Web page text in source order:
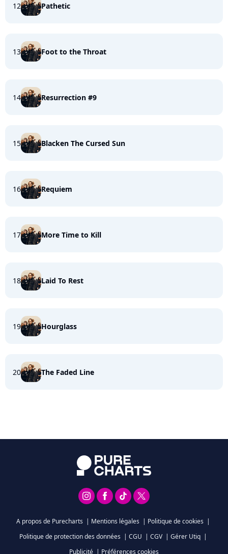
12 Pathetic
13 Foot to the Throat
14 Resurrection #9
15 Blacken The Cursed Sun
16 Requiem
17 More Time to Kill
18 Laid To Rest
19 Hourglass
20 The Faded Line
A propos de Purecharts | Mentions légales | Politique de cookies |
Politique de protection des données | CGU | CGV | Gérer Utiq |
Publicité | Préférences cookies